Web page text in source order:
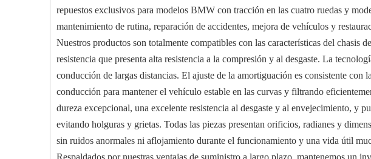
repuestos exclusivos para modelos BMW con tracción en las cuatro ruedas y
mantenimiento de rutina, reparación de accidentes, mejora de vehículos y
Nuestros productos son totalmente compatibles con las características del
resistencia que presenta alta resistencia a la compresión y al desgaste. La
conducción de largas distancias. El ajuste de la amortiguación es consistente
conducción para mantener el vehículo estable en las curvas y filtrando
dureza excepcional, una excelente resistencia al desgaste y al envejecimiento, y
evitando holguras y grietas. Todas las piezas presentan orificios, radianes y
sin ruidos anormales ni aflojamiento durante el funcionamiento y una vida útil
Respaldados por nuestras ventajas de suministro a largo plazo, mantenemos un